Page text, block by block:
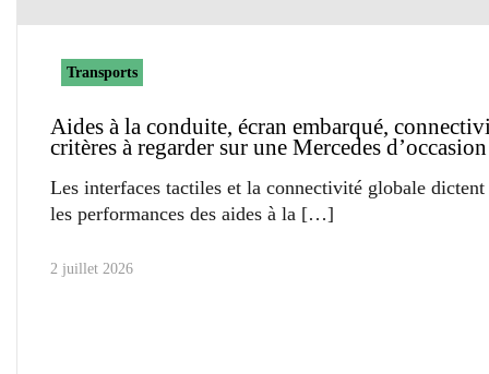
Transports
Aides à la conduite, écran embarqué,
critères à regarder sur une Mercedes d’occasion
Les interfaces tactiles et la connectivité globale dictent
les performances des aides à la
2 juillet 2026